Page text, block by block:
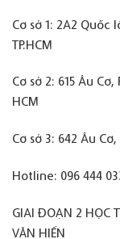
Cơ sở 1: 2A2 Quốc
TP.HCM
Cơ sở 2: 615 Âu
HCM
Cơ sở 3: 642 Âu
Hotline: 096 444
GIAI ĐOẠN 2 HỌC
VĂN HIẾN